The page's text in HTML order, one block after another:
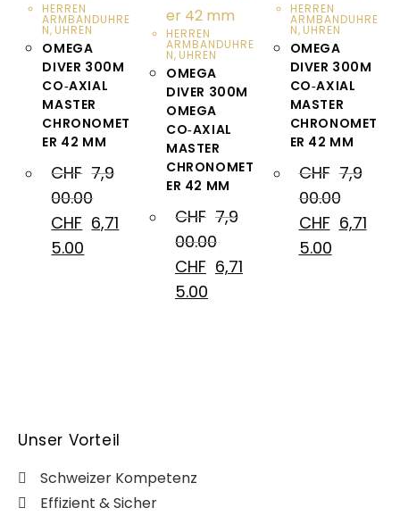
HERREN
ARMBANDUHRE
N, UHREN
OMEGA
DIVER 300M
CO‑AXIAL
MASTER
CHRONOMET
ER 42 MM
CHF 7,9
00.00
CHF 6,71
5.00
HERREN
ARMBANDUHRE
N, UHREN
OMEGA
DIVER 300M
OMEGA
CO‑AXIAL
MASTER
CHRONOMET
ER 42 MM
CHF 7,9
00.00
CHF 6,71
5.00
HERREN
ARMBANDUHRE
N, UHREN
OMEGA
DIVER 300M
CO‑AXIAL
MASTER
CHRONOMET
ER 42 MM
CHF 7,9
00.00
CHF 6,71
5.00
Unser Vorteil
Schweizer Kompetenz
Effizient & Sicher